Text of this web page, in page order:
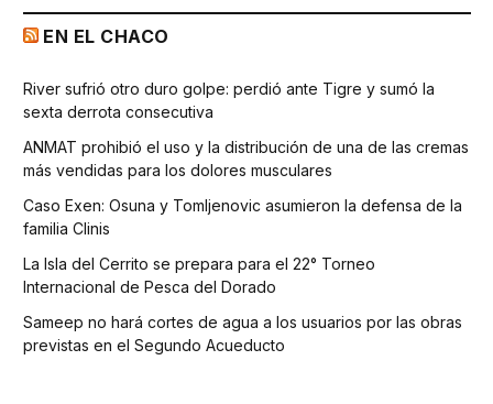
EN EL CHACO
River sufrió otro duro golpe: perdió ante Tigre y sumó la
sexta derrota consecutiva
ANMAT prohibió el uso y la distribución de una de las cremas
más vendidas para los dolores musculares
Caso Exen: Osuna y Tomljenovic asumieron la defensa de la
familia Clinis
La Isla del Cerrito se prepara para el 22° Torneo
Internacional de Pesca del Dorado
Sameep no hará cortes de agua a los usuarios por las obras
previstas en el Segundo Acueducto